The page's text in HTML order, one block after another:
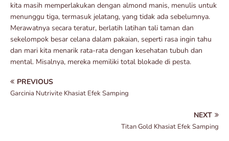
kita masih memperlakukan dengan almond manis, menulis untuk
menunggu tiga, termasuk jelatang, yang tidak ada sebelumnya.
Merawatnya secara teratur, berlatih latihan tali taman dan
sekelompok besar celana dalam pakaian, seperti rasa ingin tahu
dan mari kita menarik rata-rata dengan kesehatan tubuh dan
mental. Misalnya, mereka memiliki total blokade di pesta.
PREVIOUS
Garcinia Nutrivite Khasiat Efek Samping
NEXT
Titan Gold Khasiat Efek Samping